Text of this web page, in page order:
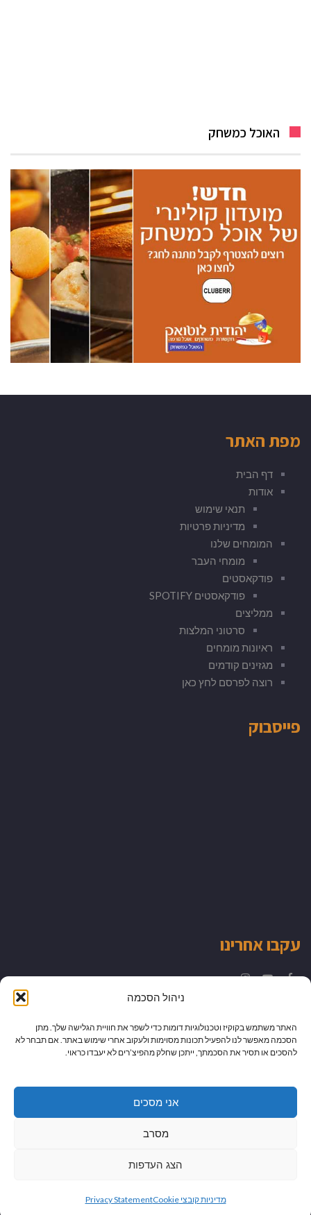
ניהול הסכמה
האתר משתמש בקוקיז וטכנולוגיות דומות כדי לשפר את חוויית הגלישה שלך. מתן
הסכמה מאפשר לנו להפעיל תכונות מסוימות ולעקוב אחרי שימוש באתר. אם תבחר לא
להסכים או תסיר את הסכמתך, ייתכן שחלק מהפיצ’רים לא יעבדו כראוי.
אני מסכים
מסרב
הצג העדפות
מדיניות קובצי Cookie Privacy Statement
האוכל כמשחק
מפת האתר
דף הבית
אודות
תנאי שימוש
מדיניות פרטיות
המומחים שלנו
מומחי העבר
פודקאסטים
פודקאסטים SPOTIFY
ממליצים
סרטוני המלצות
ראיונות מומחים
מגזינים קודמים
רוצה לפרסם לחץ כאן
פייסבוק
עקבו אחרינו
מיתוג עיצוב ובניית אתרים